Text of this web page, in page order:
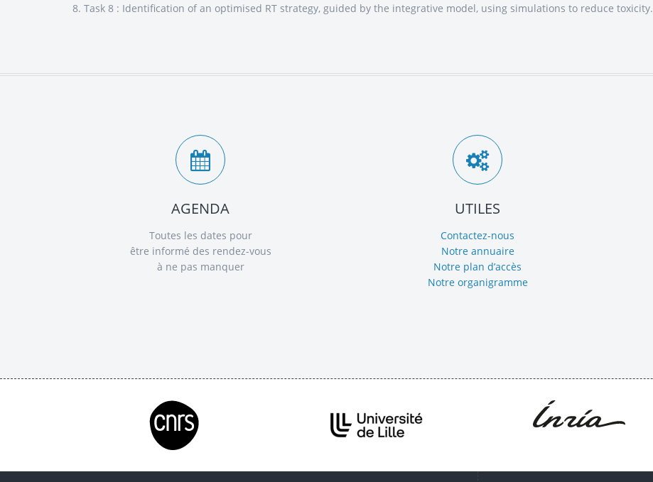
8. Task 8 : Identification of an optimised RT strategy, guided by the integrative model, using simulations to reduce toxicity.
AGENDA
Toutes les dates pour
être informé des rendez-vous
à ne pas manquer
UTILES
Contactez-nous
Notre annuaire
Notre plan d’accès
Notre organigramme